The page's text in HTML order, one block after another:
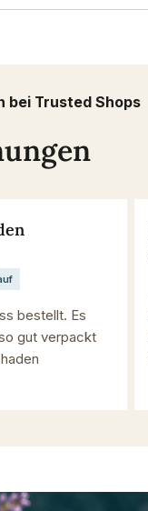
bei Trusted Shops
bestellt. Es
gut verpackt